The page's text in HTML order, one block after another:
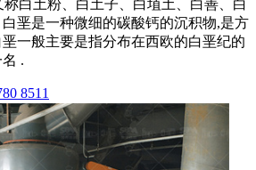
称白土粉、白土子、白埴土、白善、白
垩是一种微细的碳酸钙的沉积物,是方
一般主要是指分布在西欧的白垩纪的
.
8511